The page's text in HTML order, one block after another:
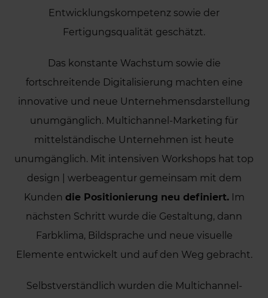
Entwicklungskompetenz sowie der
Fertigungsqualität geschätzt.
Das konstante Wachstum sowie die
fortschreitende Digitalisierung machten eine
innovative und neue Unternehmensdarstellung
unumgänglich. Multichannel-Marketing für
mittelständische Unternehmen ist heute
unumgänglich. Mit intensiven Workshops hat top
design | werbeagentur gemeinsam mit dem
Kunden die Positionierung neu definiert.Im
nächsten Schritt wurde die Gestaltung, dann
Farbklima, Bildsprache und neue visuelle
Elemente entwickelt und auf den Weg gebracht.
Selbstverständlich wurden die Multichannel-